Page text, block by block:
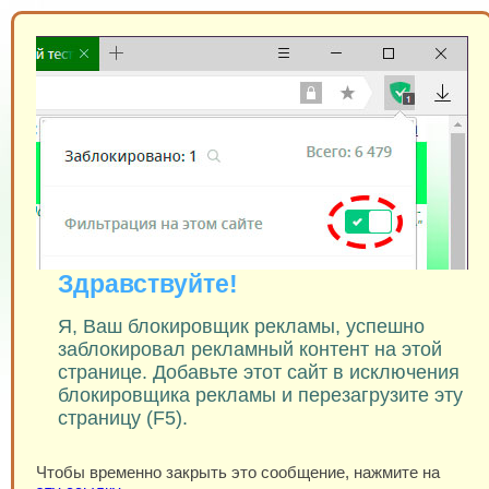
Здравствуйте!
Я, Ваш блокировщик рекламы, успешно
заблокировал рекламный контент на этой
странице. Добавьте этот сайт в исключения
блокировщика рекламы и перезагрузите эту
страницу (F5).
Чтобы временно закрыть это сообщение, нажмите на